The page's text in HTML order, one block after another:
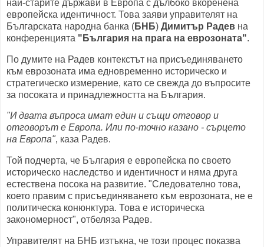
най-старите държави в Европа с дълбоко вкоренена
европейска идентичност. Това заяви управителят на
Българската народна банка (БНБ) Димитър Радев на
конференцията "България на прага на еврозоната".
По думите на Радев контекстът на присъединяването
към еврозоната има едновременно историческо и
стратегическо измерение, като се свежда до въпросите
за посоката и принадлежността на България.
"И двата въпроса имат един и същи отговор и
отговорът е Европа. Или по-точно казано - сърцето
на Европа", каза Радев.
Той подчерта, че България е европейска по своето
историческо наследство и идентичност и няма друга
естествена посока на развитие. "Следователно това,
което правим с присъединяването към еврозоната, не е
политическа конюнктура. Това е историческа
закономерност", отбеляза Радев.
Управителят на БНБ изтъкна, че този процес показва